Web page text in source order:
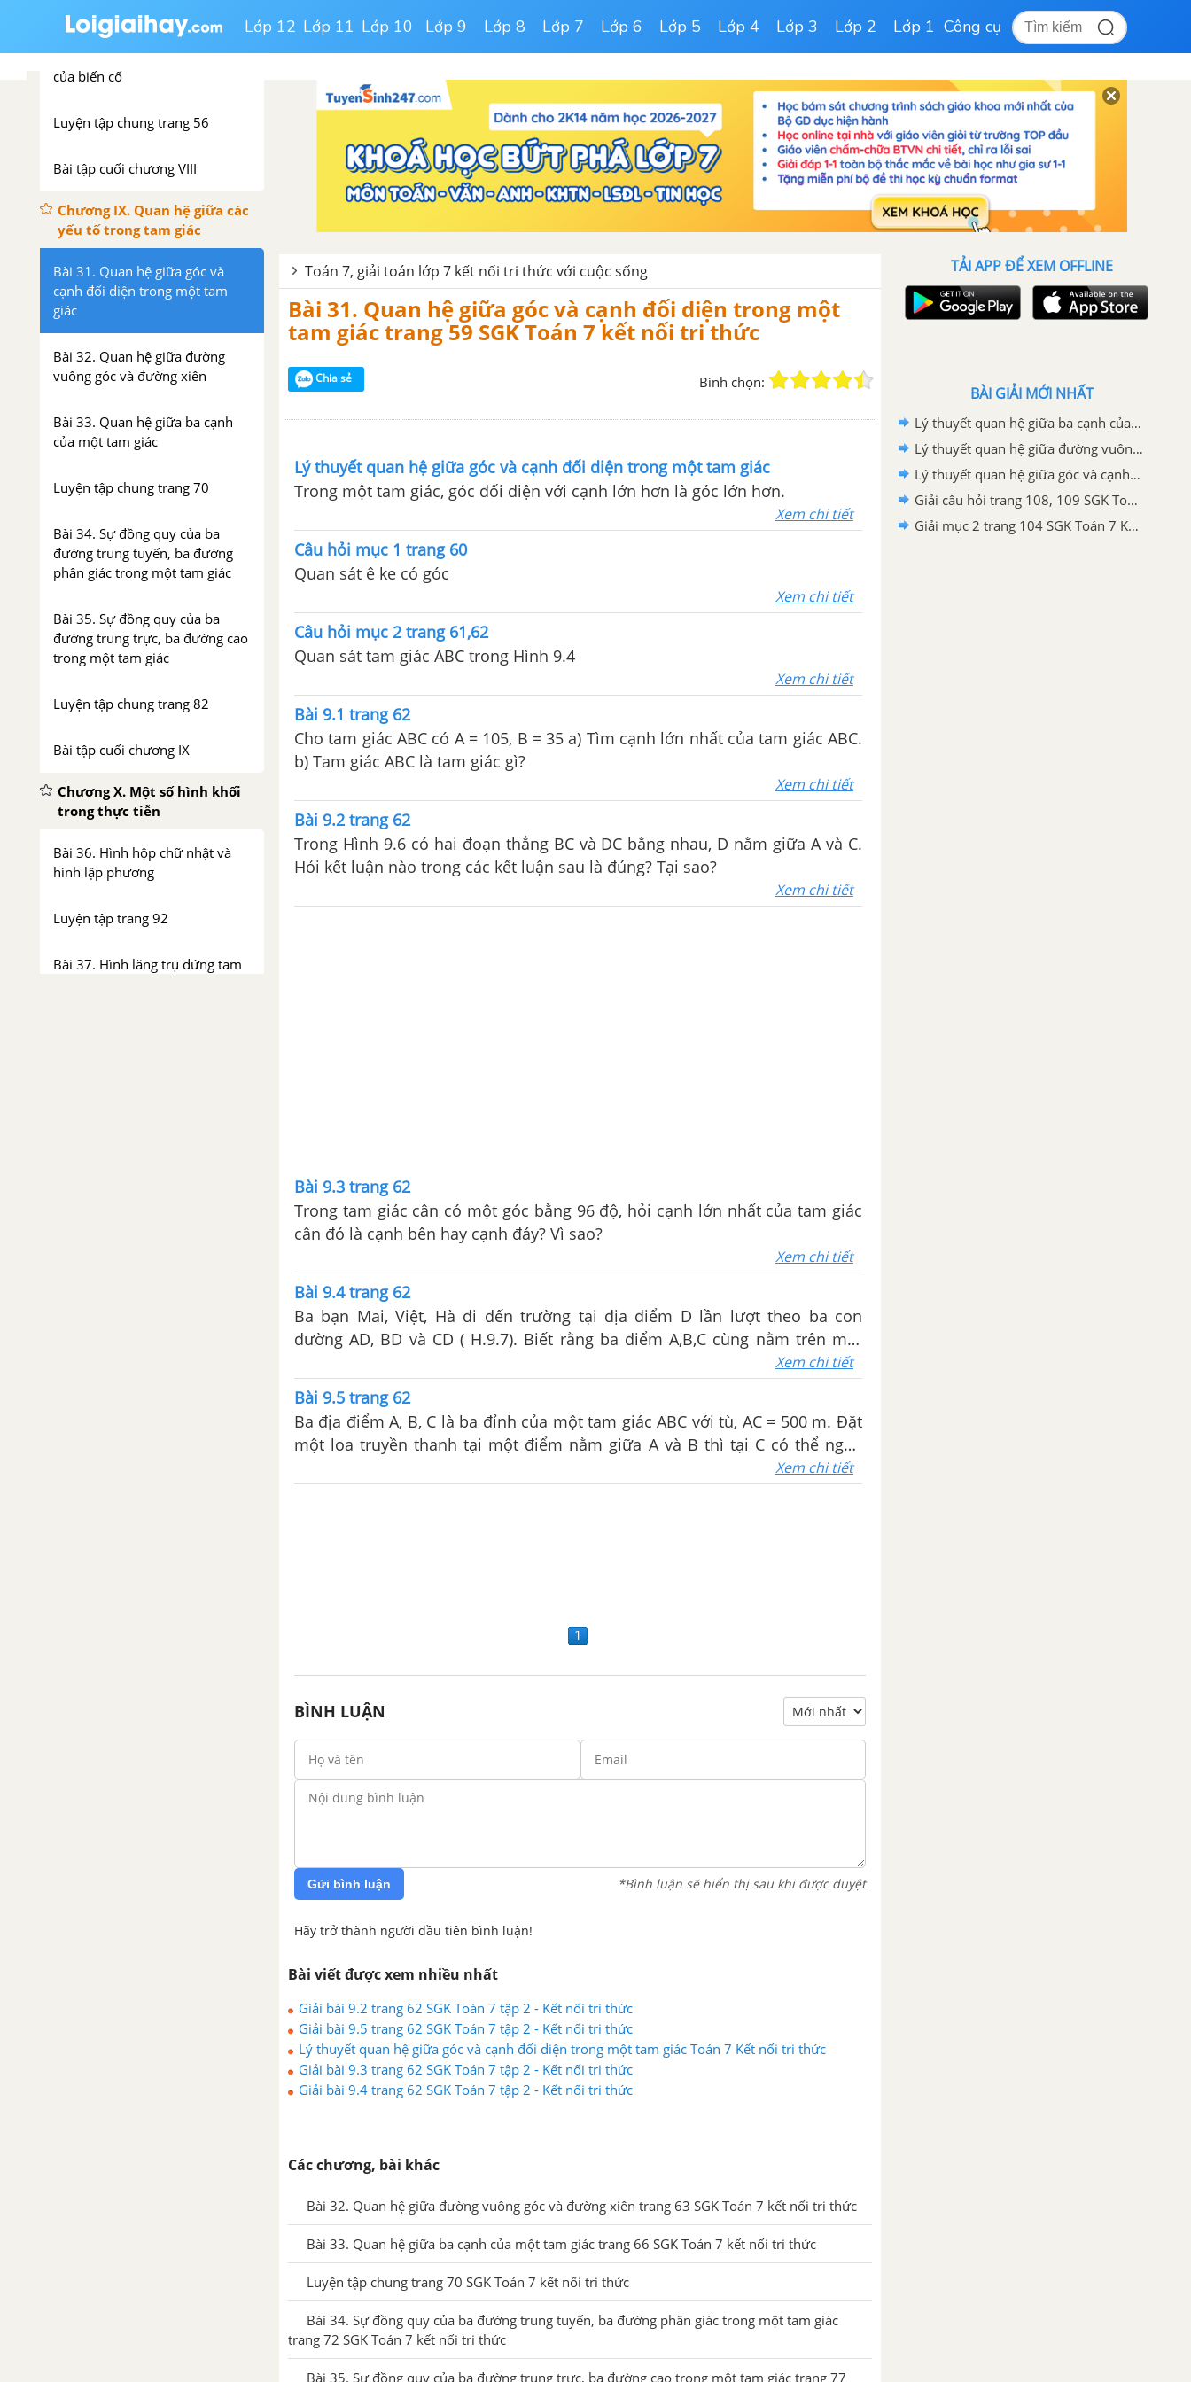
Lớp 12 Lớp 11 Lớp 10 Lớp 9 Lớp 8 Lớp 7 Lớp 6 Lớp 5 Lớp 4 Lớp 3 Lớp 2 Lớp 1 Công cụ
Bài 29. Làm quen với biến cố
Bài 30. Làm quen với xác suất
của biến cố
Luyện tập chung trang 56
Bài tập cuối chương VIII
Chương IX. Quan hệ giữa các
yếu tố trong tam giác
Bài 31. Quan hệ giữa góc và
cạnh đối diện trong một tam
giác
Bài 32. Quan hệ giữa đường
vuông góc và đường xiên
Bài 33. Quan hệ giữa ba cạnh
của một tam giác
Luyện tập chung trang 70
Bài 34. Sự đồng quy của ba
đường trung tuyến, ba đường
phân giác trong một tam giác
Bài 35. Sự đồng quy của ba
đường trung trực, ba đường cao
trong một tam giác
Luyện tập chung trang 82
Bài tập cuối chương IX
Chương X. Một số hình khối
trong thực tiễn
Bài 36. Hình hộp chữ nhật và
hình lập phương
Luyện tập trang 92
Bài 37. Hình lăng trụ đứng tam
Toán 7, giải toán lớp 7 kết nối tri thức với cuộc sống
Bài 31. Quan hệ giữa góc và cạnh đối diện trong một
tam giác trang 59 SGK Toán 7 kết nối tri thức
Chia sẻ Bình chọn:
Lý thuyết quan hệ giữa góc và cạnh đối diện trong một tam giác
Trong một tam giác, góc đối diện với cạnh lớn hơn là góc lớn hơn.
Xem chi tiết
Câu hỏi mục 1 trang 60
Quan sát ê ke có góc
Xem chi tiết
Câu hỏi mục 2 trang 61,62
Quan sát tam giác ABC trong Hình 9.4
Xem chi tiết
Bài 9.1 trang 62
Cho tam giác ABC có A = 105, B = 35 a) Tìm cạnh lớn nhất của tam giác ABC.
b) Tam giác ABC là tam giác gì?
Xem chi tiết
Bài 9.2 trang 62
Trong Hình 9.6 có hai đoạn thẳng BC và DC bằng nhau, D nằm giữa A và C.
Hỏi kết luận nào trong các kết luận sau là đúng? Tại sao?
Xem chi tiết
Bài 9.3 trang 62
Trong tam giác cân có một góc bằng 96 độ, hỏi cạnh lớn nhất của tam giác
cân đó là cạnh bên hay cạnh đáy? Vì sao?
Xem chi tiết
Bài 9.4 trang 62
Ba bạn Mai, Việt, Hà đi đến trường tại địa điểm D lần lượt theo ba con
đường AD, BD và CD ( H.9.7). Biết rằng ba điểm A,B,C cùng nằm trên một
nào đi gần nhất? Vì sao?
Xem chi tiết
Bài 9.5 trang 62
Ba địa điểm A, B, C là ba đỉnh của một tam giác ABC với tù, AC = 500 m. Đặt
một loa truyền thanh tại một điểm nằm giữa A và B thì tại C có thể nghe
thấy tiếng loa không nếu bán kính để nghe rõ tiếng của loa là 500 m?Xem chi tiết
1
BÌNH LUẬN
Gửi bình luận *Bình luận sẽ hiển thị sau khi được duyệt
Hãy trở thành người đầu tiên bình luận!
Bài viết được xem nhiều nhất
Giải bài 9.2 trang 62 SGK Toán 7 tập 2 - Kết nối tri thức
Giải bài 9.5 trang 62 SGK Toán 7 tập 2 - Kết nối tri thức
Lý thuyết quan hệ giữa góc và cạnh đối diện trong một tam giác Toán 7 Kết nối tri thức
Giải bài 9.3 trang 62 SGK Toán 7 tập 2 - Kết nối tri thức
Giải bài 9.4 trang 62 SGK Toán 7 tập 2 - Kết nối tri thức
Các chương, bài khác
Bài 32. Quan hệ giữa đường vuông góc và đường xiên trang 63 SGK Toán 7 kết nối tri thức
Bài 33. Quan hệ giữa ba cạnh của một tam giác trang 66 SGK Toán 7 kết nối tri thức
Luyện tập chung trang 70 SGK Toán 7 kết nối tri thức
Bài 34. Sự đồng quy của ba đường trung tuyến, ba đường phân giác trong một tam giác
trang 72 SGK Toán 7 kết nối tri thức
Bài 35. Sự đồng quy của ba đường trung trực, ba đường cao trong một tam giác trang 77
TẢI APP ĐỂ XEM OFFLINE
BÀI GIẢI MỚI NHẤT
Lý thuyết quan hệ giữa ba cạnh của một tam giác Toán 7 Kết nối tri thức
Lý thuyết quan hệ giữa đường vuông góc và đường xiên, đường xiên và hình chiếu Toán 7 Kết nối tri thức
Lý thuyết quan hệ giữa góc và cạnh đối diện trong một tam giác Toán 7 Kết nối tri thức
Giải câu hỏi trang 108, 109 SGK Toán 7 Kết nối tri thức với cuộc sống tập 2
Giải mục 2 trang 104 SGK Toán 7 Kết nối tri thức với cuộc sống tập 2